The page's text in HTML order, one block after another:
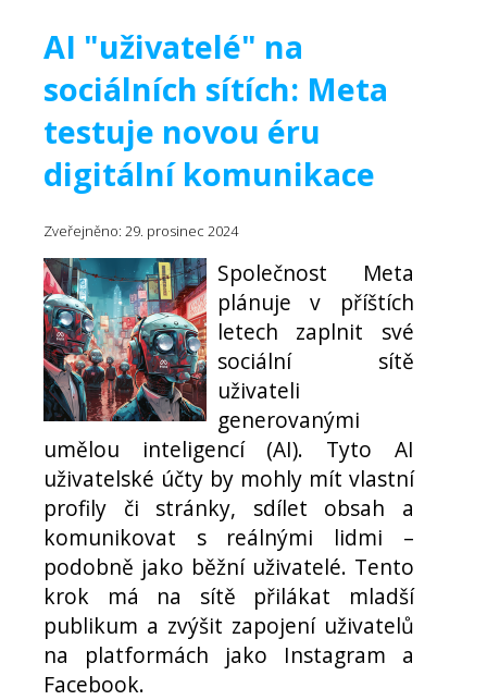
AI "uživatelé" na
sociálních sítích: Meta
testuje novou éru
digitální komunikace
Zveřejněno: 29. prosinec 2024
Společnost Meta
plánuje v příštích
letech zaplnit své
sociální sítě
uživateli
generovanými
umělou inteligencí (AI). Tyto AI
uživatelské účty by mohly mít vlastní
profily či stránky, sdílet obsah a
komunikovat s reálnými lidmi –
podobně jako běžní uživatelé. Tento
krok má na sítě přilákat mladší
publikum a zvýšit zapojení uživatelů
na platformách jako Instagram a
Facebook.